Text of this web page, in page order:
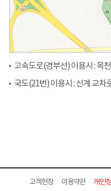
고속도로(경부선) 이용시 : 목
국도(21번) 이용시 : 신계 교차
고객헌장 이용약관 개인